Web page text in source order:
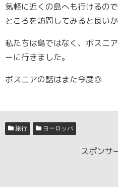
気軽に近くの島へも行けるの
ところを訪問してみると良い
私たちは島ではなく、ボスニ
ーに行きました。
ボスニアの話はまた今度◎
旅行 ヨーロッパ
スポンサ